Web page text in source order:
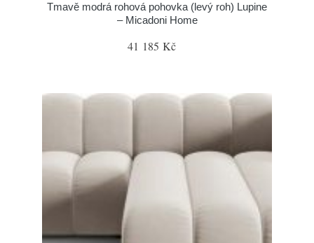
Tmavě modrá rohová pohovka (levý roh) Lupine
– Micadoni Home
41 185 Kč